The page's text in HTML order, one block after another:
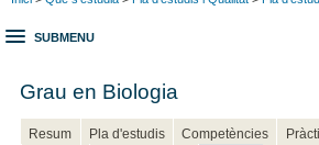
SUBMENU
Grau en Biologia
Resum Pla d'estudis Competències